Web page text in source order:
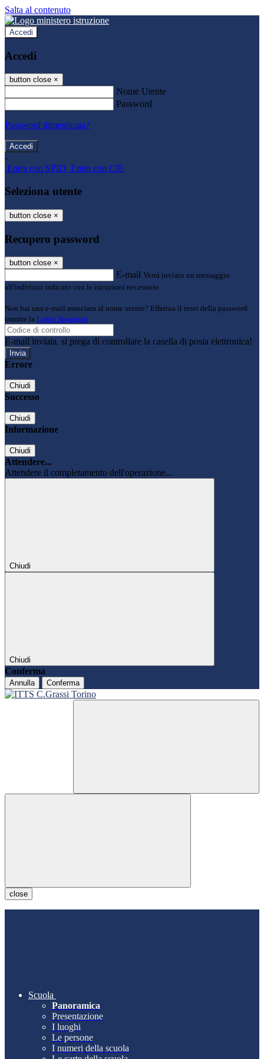
Salta al contenuto
Accedi
Accedi
button close ×
Nome Utente
Password
Password dimenticata?
-
Entra con SPID Entra con CIE
Seleziona utente
button close ×
Recupero password
button close ×
E-mail Verrà inviato un messaggio
all'indirizzo indicato con le istruzioni necessarie.
Non hai una e-mail associata al nome utente? Effettua il reset della password
tramite la Login Spaggiari
E-mail inviata, si prega di controllare la casella di posta elettronica!
Errore
Chiudi
Successo
Chiudi
Informazione
Chiudi
Attendere...
Attendere il completamento dell'operazione...
Chiudi
Chiudi
Conferma
Annulla Conferma
close
Scuola
Panoramica
Presentazione
I luoghi
Le persone
I numeri della scuola